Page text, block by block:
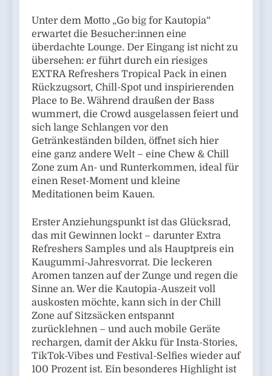
Unter dem Motto „Go big for Kautopia“
erwartet die Besucher:innen eine
überdachte Lounge. Der Eingang ist nicht zu
übersehen: er führt durch ein riesiges
EXTRA Refreshers Tropical Pack in einen
Rückzugsort, Chill-Spot und inspirierenden
Place to Be. Während draußen der Bass
wummert, die Crowd ausgelassen feiert und
sich lange Schlangen vor den
Getränkeständen bilden, öffnet sich hier
eine ganz andere Welt – eine Chew & Chill
Zone zum An- und Runterkommen, ideal für
einen Reset-Moment und kleine
Meditationen beim Kauen.
Erster Anziehungspunkt ist das Glücksrad,
das mit Gewinnen lockt – darunter Extra
Refreshers Samples und als Hauptpreis ein
Kaugummi-Jahresvorrat. Die leckeren
Aromen tanzen auf der Zunge und regen die
Sinne an. Wer die Kautopia-Auszeit voll
auskosten möchte, kann sich in der Chill
Zone auf Sitzsäcken entspannt
zurücklehnen – und auch mobile Geräte
rechargen, damit der Akku für Insta-Stories,
TikTok-Vibes und Festival-Selfies wieder auf
100 Prozent ist. Ein besonderes Highlight ist